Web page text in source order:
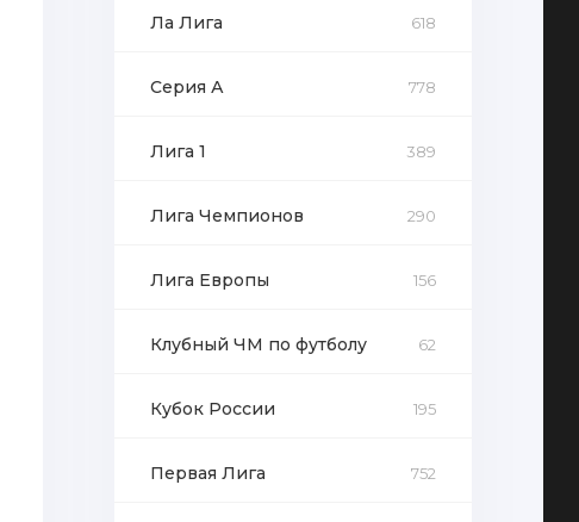
Ла Лига 618
Серия А 778
Лига 1 389
Лига Чемпионов 290
Лига Европы 156
Клубный ЧМ по футболу 62
Кубок России 195
Первая Лига 752